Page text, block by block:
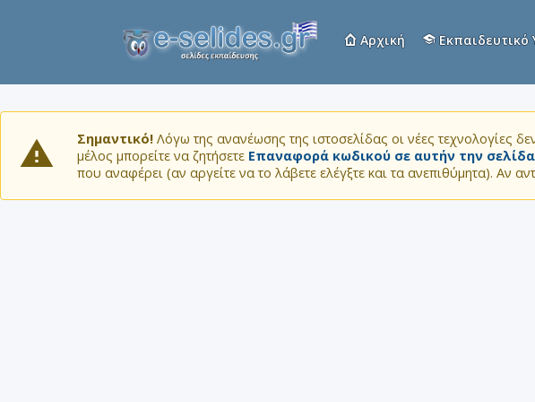
Αρχική Εκπαιδευτικό
Σημαντικό! Λόγω της ανανέωσης της ιστοσελίδας οι νέες τεχνολογίες
μέλος μπορείτε να ζητήσετε Επαναφορά κωδικού σε αυτήν την σελίδα
που αναφέρει (αν αργείτε να το λάβετε ελέγξτε και τα ανεπιθύμητα). Αν